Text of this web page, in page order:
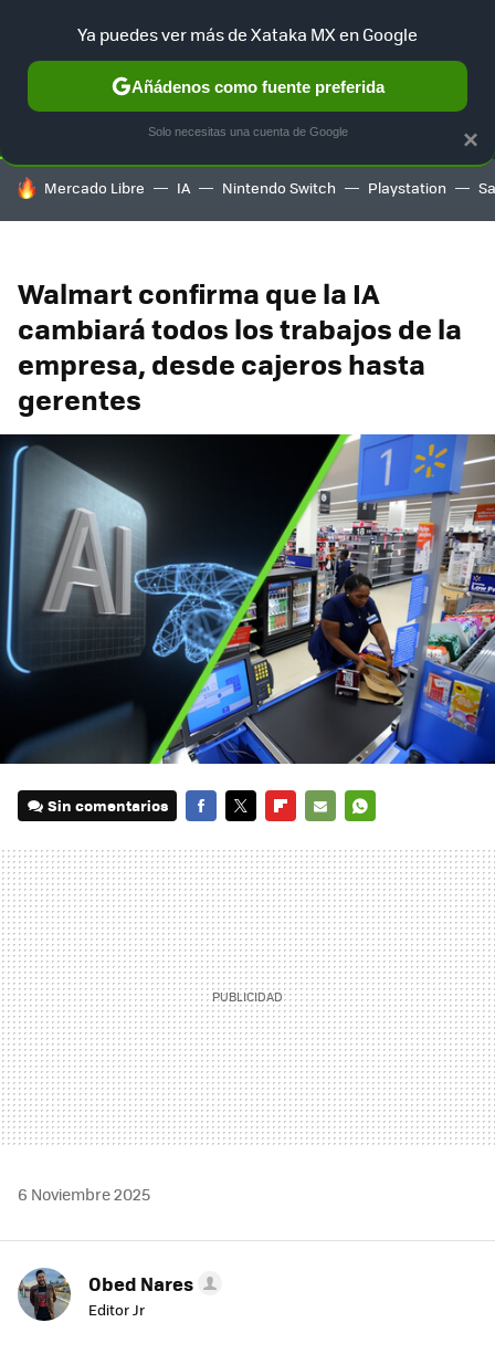
SELECCIÓN GAMING HOME AUTO TERRITORIO
HOY SE HABLA DE
Mercado Libre IA Nintendo Switch Playstation
Walmart confirma que la IA
cambiará todos los trabajos de la
empresa, desde cajeros hasta
gerentes
Sin comentarios
MAIL
6 Noviembre 2025
Obed Nares
Editor Jr
×
Ya puedes ver más de Xataka MX en Google
Añádenos como fuente preferida
Solo necesitas una cuenta de Google